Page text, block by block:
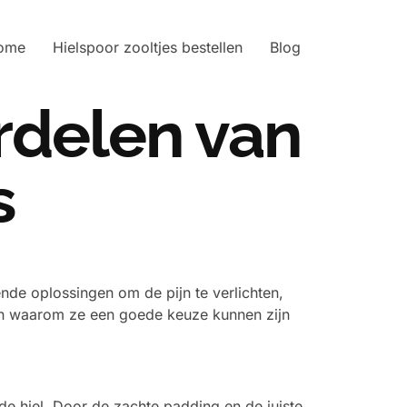
Hielspoor zooltjes bestellen Blog
van
oplossingen om de pijn te verlichten,
ze een goede keuze kunnen zijn